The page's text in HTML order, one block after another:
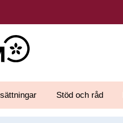
Stöd och råd